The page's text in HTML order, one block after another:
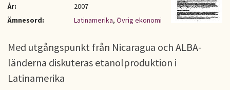
År:
2007
Ämnesord:
Latinamerika, Övrig ekonomi
Med utgångspunkt från Nicaragua och ALBA-
länderna diskuteras etanolproduktion i
Latinamerika